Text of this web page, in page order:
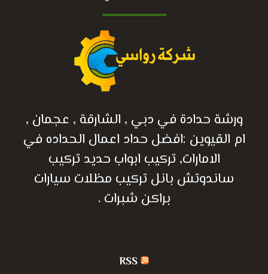
ورشة حدادة في دبي , الشارقة , عجمان ,
ام القيوين :افضل حداد اعمال الحداده في
الامارات, تركيب ابواب حديد تركيب
ساندوتش بانل تركيب مظلات سيارات
براكن شبرات .
RSS